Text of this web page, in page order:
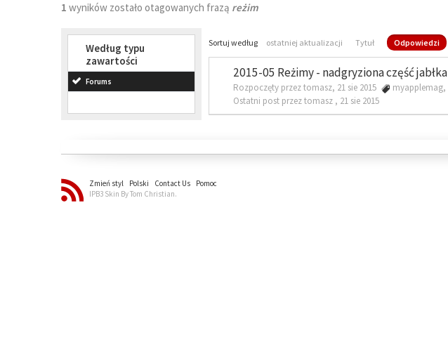
1 wyników zostało otagowanych frazą reżim
Według typu
zawartości
Forums
Sortuj według ostatniej aktualizacji Tytuł Odpowiedzi
2015-05 Reżimy - nadgryziona część jabłka
Rozpoczęty przez tomasz, 21 sie 2015
myapplemag,
Ostatni post przez tomasz , 21 sie 2015
Zmień styl Polski Contact Us
Pomoc
IPB3 Skin By Tom Christian.